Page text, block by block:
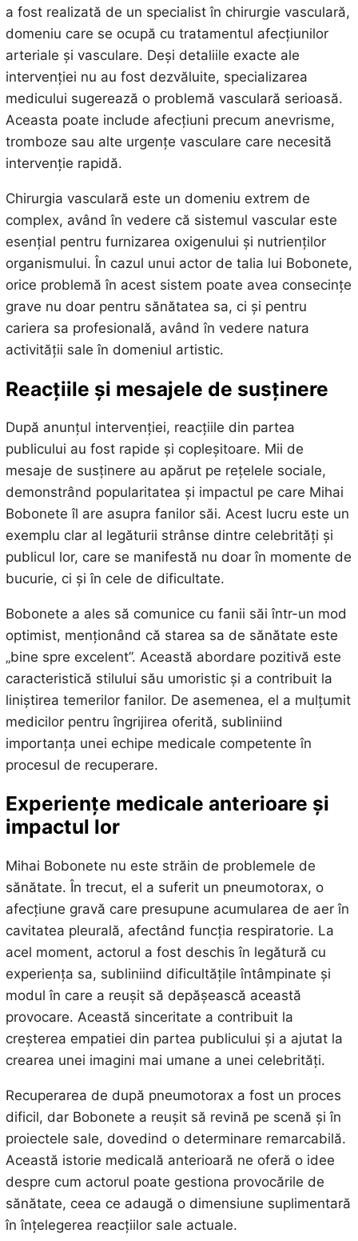
a fost realizată de un specialist în chirurgie vasculară,
domeniu care se ocupă cu tratamentul afecțiunilor
arteriale și vasculare. Deși detaliile exacte ale
intervenției nu au fost dezvăluite, specializarea
medicului sugerează o problemă vasculară serioasă.
Aceasta poate include afecțiuni precum anevrisme,
tromboze sau alte urgențe vasculare care necesită
intervenție rapidă.
Chirurgia vasculară este un domeniu extrem de
complex, având în vedere că sistemul vascular este
esențial pentru furnizarea oxigenului și nutrienților
organismului. În cazul unui actor de talia lui Bobonete,
orice problemă în acest sistem poate avea consecințe
grave nu doar pentru sănătatea sa, ci și pentru
cariera sa profesională, având în vedere natura
activității sale în domeniul artistic.
Reacțiile și mesajele de susținere
După anunțul intervenției, reacțiile din partea
publicului au fost rapide și copleșitoare. Mii de
mesaje de susținere au apărut pe rețelele sociale,
demonstrând popularitatea și impactul pe care Mihai
Bobonete îl are asupra fanilor săi. Acest lucru este un
exemplu clar al legăturii strânse dintre celebrități și
publicul lor, care se manifestă nu doar în momente de
bucurie, ci și în cele de dificultate.
Bobonete a ales să comunice cu fanii săi într-un mod
optimist, menționând că starea sa de sănătate este
„bine spre excelent”. Această abordare pozitivă este
caracteristică stilului său umoristic și a contribuit la
liniștirea temerilor fanilor. De asemenea, el a mulțumit
medicilor pentru îngrijirea oferită, subliniind
importanța unei echipe medicale competente în
procesul de recuperare.
Experiențe medicale anterioare și
impactul lor
Mihai Bobonete nu este străin de problemele de
sănătate. În trecut, el a suferit un pneumotorax, o
afecțiune gravă care presupune acumularea de aer în
cavitatea pleurală, afectând funcția respiratorie. La
acel moment, actorul a fost deschis în legătură cu
experiența sa, subliniind dificultățile întâmpinate și
modul în care a reușit să depășească această
provocare. Această sinceritate a contribuit la
creșterea empatiei din partea publicului și a ajutat la
crearea unei imagini mai umane a unei celebrități.
Recuperarea de după pneumotorax a fost un proces
dificil, dar Bobonete a reușit să revină pe scenă și în
proiectele sale, dovedind o determinare remarcabilă.
Această istorie medicală anterioară ne oferă o idee
despre cum actorul poate gestiona provocările de
sănătate, ceea ce adaugă o dimensiune suplimentară
în înțelegerea reacțiilor sale actuale.